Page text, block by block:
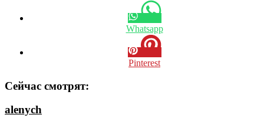
Whatsapp
Pinterest
Сейчас смотрят:
alenych